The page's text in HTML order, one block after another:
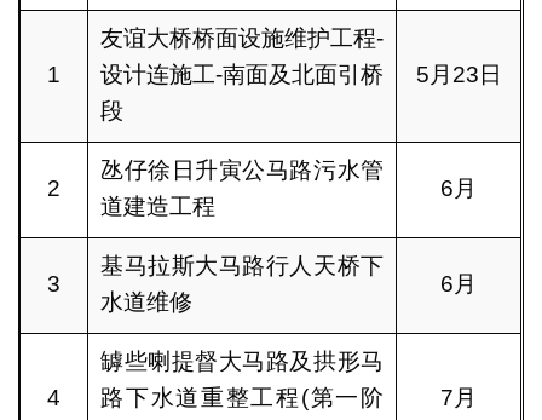
1
友谊大桥桥面设施维护工程-
设计连施工-南面及北面引桥
段
5月23日
2
氹仔徐日升寅公马路污水管
道建造工程
6月
3
基马拉斯大马路行人天桥下
水道维修
6月
4
罅些喇提督大马路及拱形马
路下水道重整工程(第一阶
7月